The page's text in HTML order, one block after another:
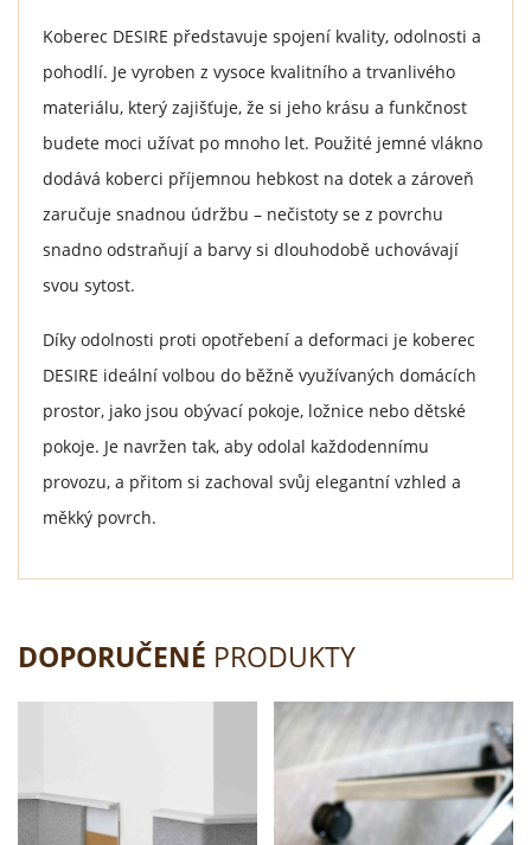
Koberec DESIRE představuje spojení kvality, odolnosti a
pohodlí. Je vyroben z vysoce kvalitního a trvanlivého
materiálu, který zajišťuje, že si jeho krásu a funkčnost
budete moci užívat po mnoho let. Použité jemné vlákno
dodává koberci příjemnou hebkost na dotek a zároveň
zaručuje snadnou údržbu – nečistoty se z povrchu
snadno odstraňují a barvy si dlouhodobě uchovávají
svou sytost.
Díky odolnosti proti opotřebení a deformaci je koberec
DESIRE ideální volbou do běžně využívaných domácích
prostor, jako jsou obývací pokoje, ložnice nebo dětské
pokoje. Je navržen tak, aby odolal každodennímu
provozu, a přitom si zachoval svůj elegantní vzhled a
měkký povrch.
DOPORUČENÉ PRODUKTY